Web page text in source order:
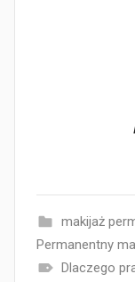
makijaż
Permanentny
Dlaczego